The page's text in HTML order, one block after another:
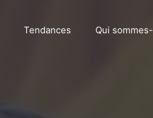
Tendances Qui